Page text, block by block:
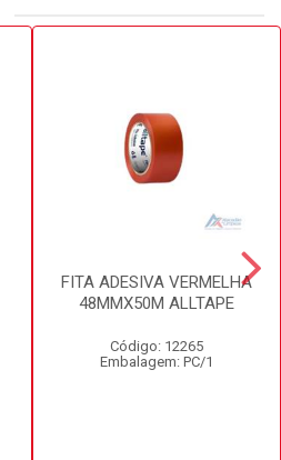
FITA ADESIVA VERMELHA
48MMX50M ALLTAPE
Código: 12265
Embalagem: PC/1